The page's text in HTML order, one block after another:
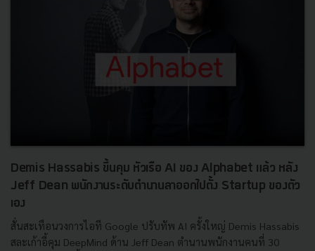
Demis Hassabis ขึ้นคุม หัวเรือ AI ของ Alphabet แล้ว หลัง
Jeff Dean พนักงานระดับตำนานลาออกไปตั้ง Startup ของตัว
เอง
สั่นสะเทือนวงการไอที Google ปรับทัพ AI ครั้งใหญ่ Demis Hassabis
สละเก้าอี้คุม DeepMind ด้าน Jeff Dean ตำนานพนักงานคนที่ 30